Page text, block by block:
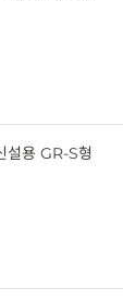
설용 GR-S형